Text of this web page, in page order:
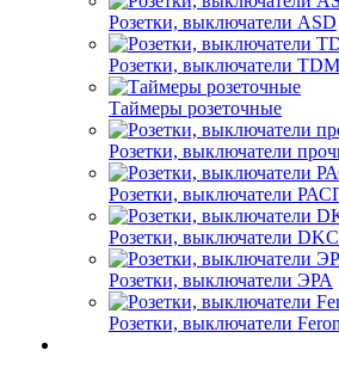
Розетки, выключатели ASD
Розетки, выключатели TDM
Таймеры розеточные
Розетки, выключатели
Розетки, выключатели
Розетки, выключатели DKC
Розетки, выключатели ЭРА
Розетки, выключатели Feron